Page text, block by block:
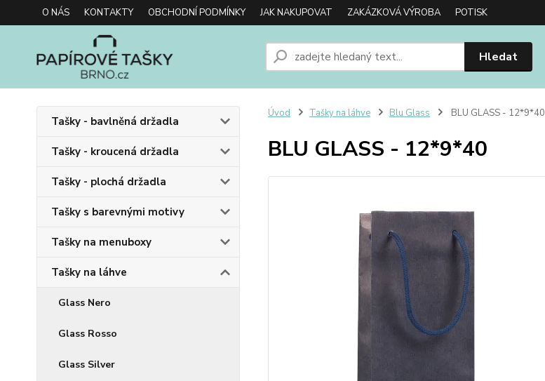
O NÁS KONTAKTY OBCHODNÍ PODMÍNKY JAK NAKUPOVAT ZAKÁZKOVÁ VÝROBA POTISK
Hledat
Tašky - bavlněná držadla
Tašky - kroucená držadla
Tašky - plochá držadla
Tašky s barevnými motivy
Tašky na menuboxy
Tašky na láhve
Glass Nero
Glass Rosso
Glass Silver
Úvod Tašky na láhve Blu Glass BLU GLASS - 12*9*40
BLU GLASS - 12*9*40